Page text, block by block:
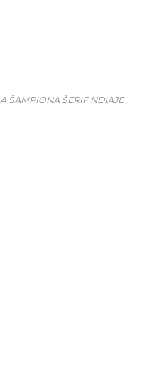
ŠAMPIONA ŠERIF NDIAJE